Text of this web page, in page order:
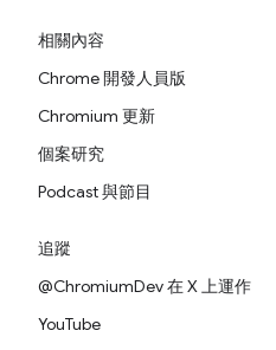
相關內容
Chrome 開發人員版
Chromium 更新
個案研究
Podcast 與節目
追蹤
@ChromiumDev 在 X 上運作
YouTube